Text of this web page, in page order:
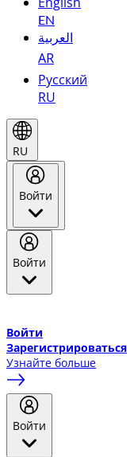
EN
العربية
AR
Русский
RU
RU
Войти
Войти
Войти
Зарегистрироваться
Узнайте больше
Войти